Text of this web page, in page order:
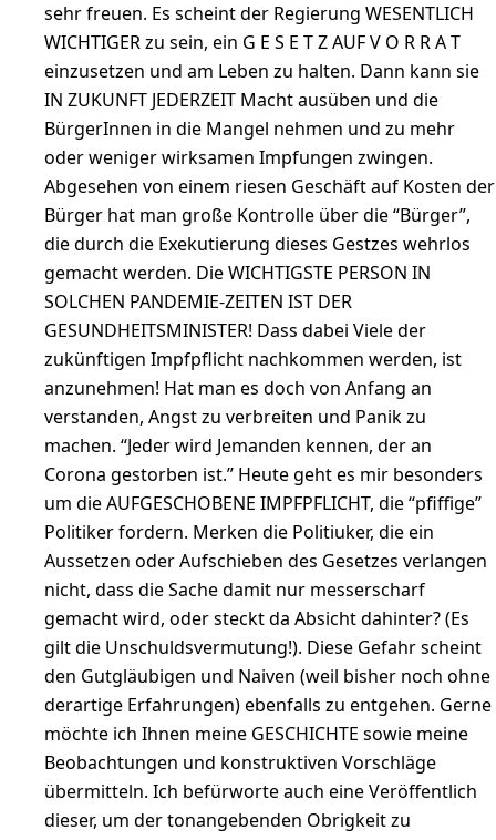
sehr freuen. Es scheint der Regierung WESENTLICH
WICHTIGER zu sein, ein G E S E T Z AUF V O R R A T
einzusetzen und am Leben zu halten. Dann kann sie
IN ZUKUNFT JEDERZEIT Macht ausüben und die
BürgerInnen in die Mangel nehmen und zu mehr
oder weniger wirksamen Impfungen zwingen.
Abgesehen von einem riesen Geschäft auf Kosten der
Bürger hat man große Kontrolle über die “Bürger”,
die durch die Exekutierung dieses Gestzes wehrlos
gemacht werden. Die WICHTIGSTE PERSON IN
SOLCHEN PANDEMIE-ZEITEN IST DER
GESUNDHEITSMINISTER! Dass dabei Viele der
zukünftigen Impfpflicht nachkommen werden, ist
anzunehmen! Hat man es doch von Anfang an
verstanden, Angst zu verbreiten und Panik zu
machen. “Jeder wird Jemanden kennen, der an
Corona gestorben ist.” Heute geht es mir besonders
um die AUFGESCHOBENE IMPFPFLICHT, die “pfiffige”
Politiker fordern. Merken die Politiuker, die ein
Aussetzen oder Aufschieben des Gesetzes verlangen
nicht, dass die Sache damit nur messerscharf
gemacht wird, oder steckt da Absicht dahinter? (Es
gilt die Unschuldsvermutung!). Diese Gefahr scheint
den Gutgläubigen und Naiven (weil bisher noch ohne
derartige Erfahrungen) ebenfalls zu entgehen. Gerne
möchte ich Ihnen meine GESCHICHTE sowie meine
Beobachtungen und konstruktiven Vorschläge
übermitteln. Ich befürworte auch eine Veröffentlich
dieser, um der tonangebenden Obrigkeit zu